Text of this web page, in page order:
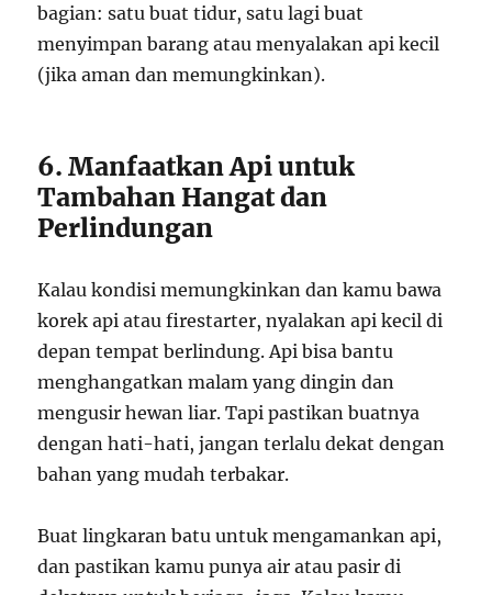
bagian: satu buat tidur, satu lagi buat
menyimpan barang atau menyalakan api kecil
(jika aman dan memungkinkan).
6. Manfaatkan Api untuk
Tambahan Hangat dan
Perlindungan
Kalau kondisi memungkinkan dan kamu bawa
korek api atau firestarter, nyalakan api kecil di
depan tempat berlindung. Api bisa bantu
menghangatkan malam yang dingin dan
mengusir hewan liar. Tapi pastikan buatnya
dengan hati-hati, jangan terlalu dekat dengan
bahan yang mudah terbakar.
Buat lingkaran batu untuk mengamankan api,
dan pastikan kamu punya air atau pasir di